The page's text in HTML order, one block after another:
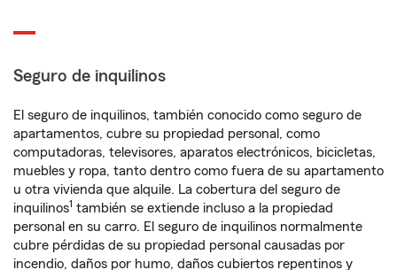
Seguro de inquilinos
El seguro de inquilinos, también conocido como seguro de
apartamentos, cubre su propiedad personal, como
computadoras, televisores, aparatos electrónicos, bicicletas,
muebles y ropa, tanto dentro como fuera de su apartamento
u otra vivienda que alquile. La cobertura del seguro de
inquilinos1 también se extiende incluso a la propiedad
personal en su carro. El seguro de inquilinos normalmente
cubre pérdidas de su propiedad personal causadas por
incendio, daños por humo, daños cubiertos repentinos y